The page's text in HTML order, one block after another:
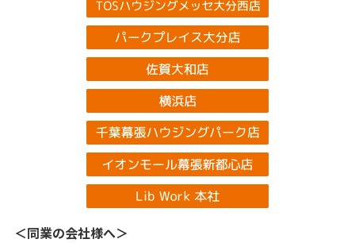
＜同業の会社様へ＞